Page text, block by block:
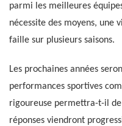
parmi les meilleures
nécessite des moyens, une
faille sur plusieurs saisons.
Les prochaines années
performances sportives
rigoureuse permettra-t-il
réponses viendront